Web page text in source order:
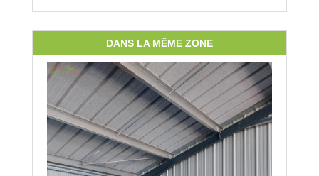
DANS LA MÊME ZONE